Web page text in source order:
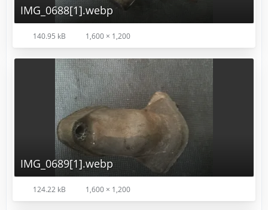
IMG_0688[1].webp
140.95 kB 1,600 × 1,200
IMG_0689[1].webp
124.22 kB 1,600 × 1,200